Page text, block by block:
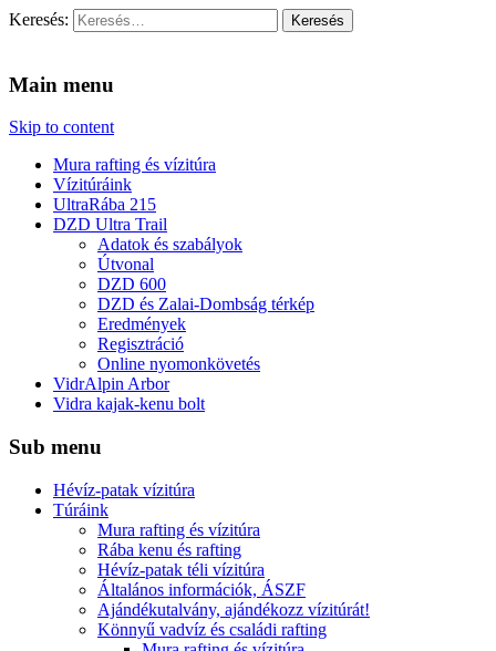
Keresés:
Main menu
Skip to content
Mura rafting és vízitúra
Vízitúráink
UltraRába 215
DZD Ultra Trail
Adatok és szabályok
Útvonal
DZD 600
DZD és Zalai-Dombság térkép
Eredmények
Regisztráció
Online nyomonkövetés
VidrAlpin Arbor
Vidra kajak-kenu bolt
Sub menu
Hévíz-patak vízitúra
Túráink
Mura rafting és vízitúra
Rába kenu és rafting
Hévíz-patak téli vízitúra
Általános információk, ÁSZF
Ajándékutalvány, ajándékozz vízitúrát!
Könnyű vadvíz és családi rafting